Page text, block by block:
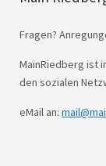
Fragen?
MainRiedberg ist
den sozialen
eMail an: